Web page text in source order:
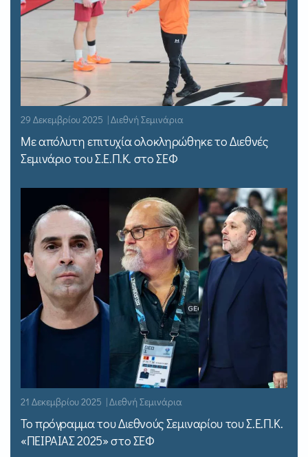
29 Δεκεμβρίου 2025 | Διεθνή Σεμινάρια
Με απόλυτη επιτυχία ολοκληρώθηκε το Διεθνές
Σεμινάριο του Σ.Ε.Π.Κ. στο ΣΕΦ
21 Δεκεμβρίου 2025 | Διεθνή Σεμινάρια
Το πρόγραμμα του Διεθνούς Σεμιναρίου του Σ.Ε.Π.Κ.
«ΠΕΙΡΑΙΑΣ 2025» στο ΣΕΦ